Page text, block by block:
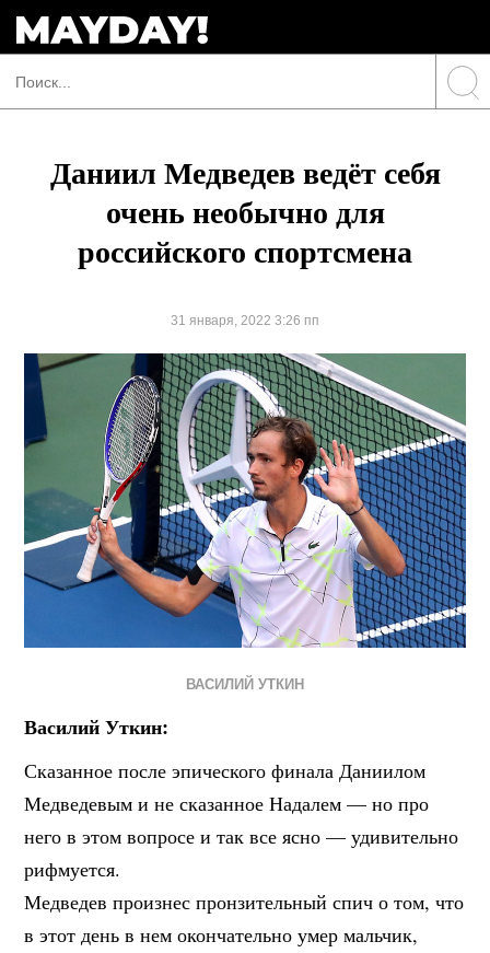
Даниил Медведев ведёт себя
очень необычно для
российского спортсмена
31 января, 2022 3:26 пп
ВАСИЛИЙ УТКИН
Василий Уткин:
Сказанное после эпического финала Даниилом
Медведевым и не сказанное Надалем — но про
него в этом вопросе и так все ясно — удивительно
рифмуется.
Медведев произнес пронзительный спич о том, что
в этот день в нем окончательно умер мальчик,